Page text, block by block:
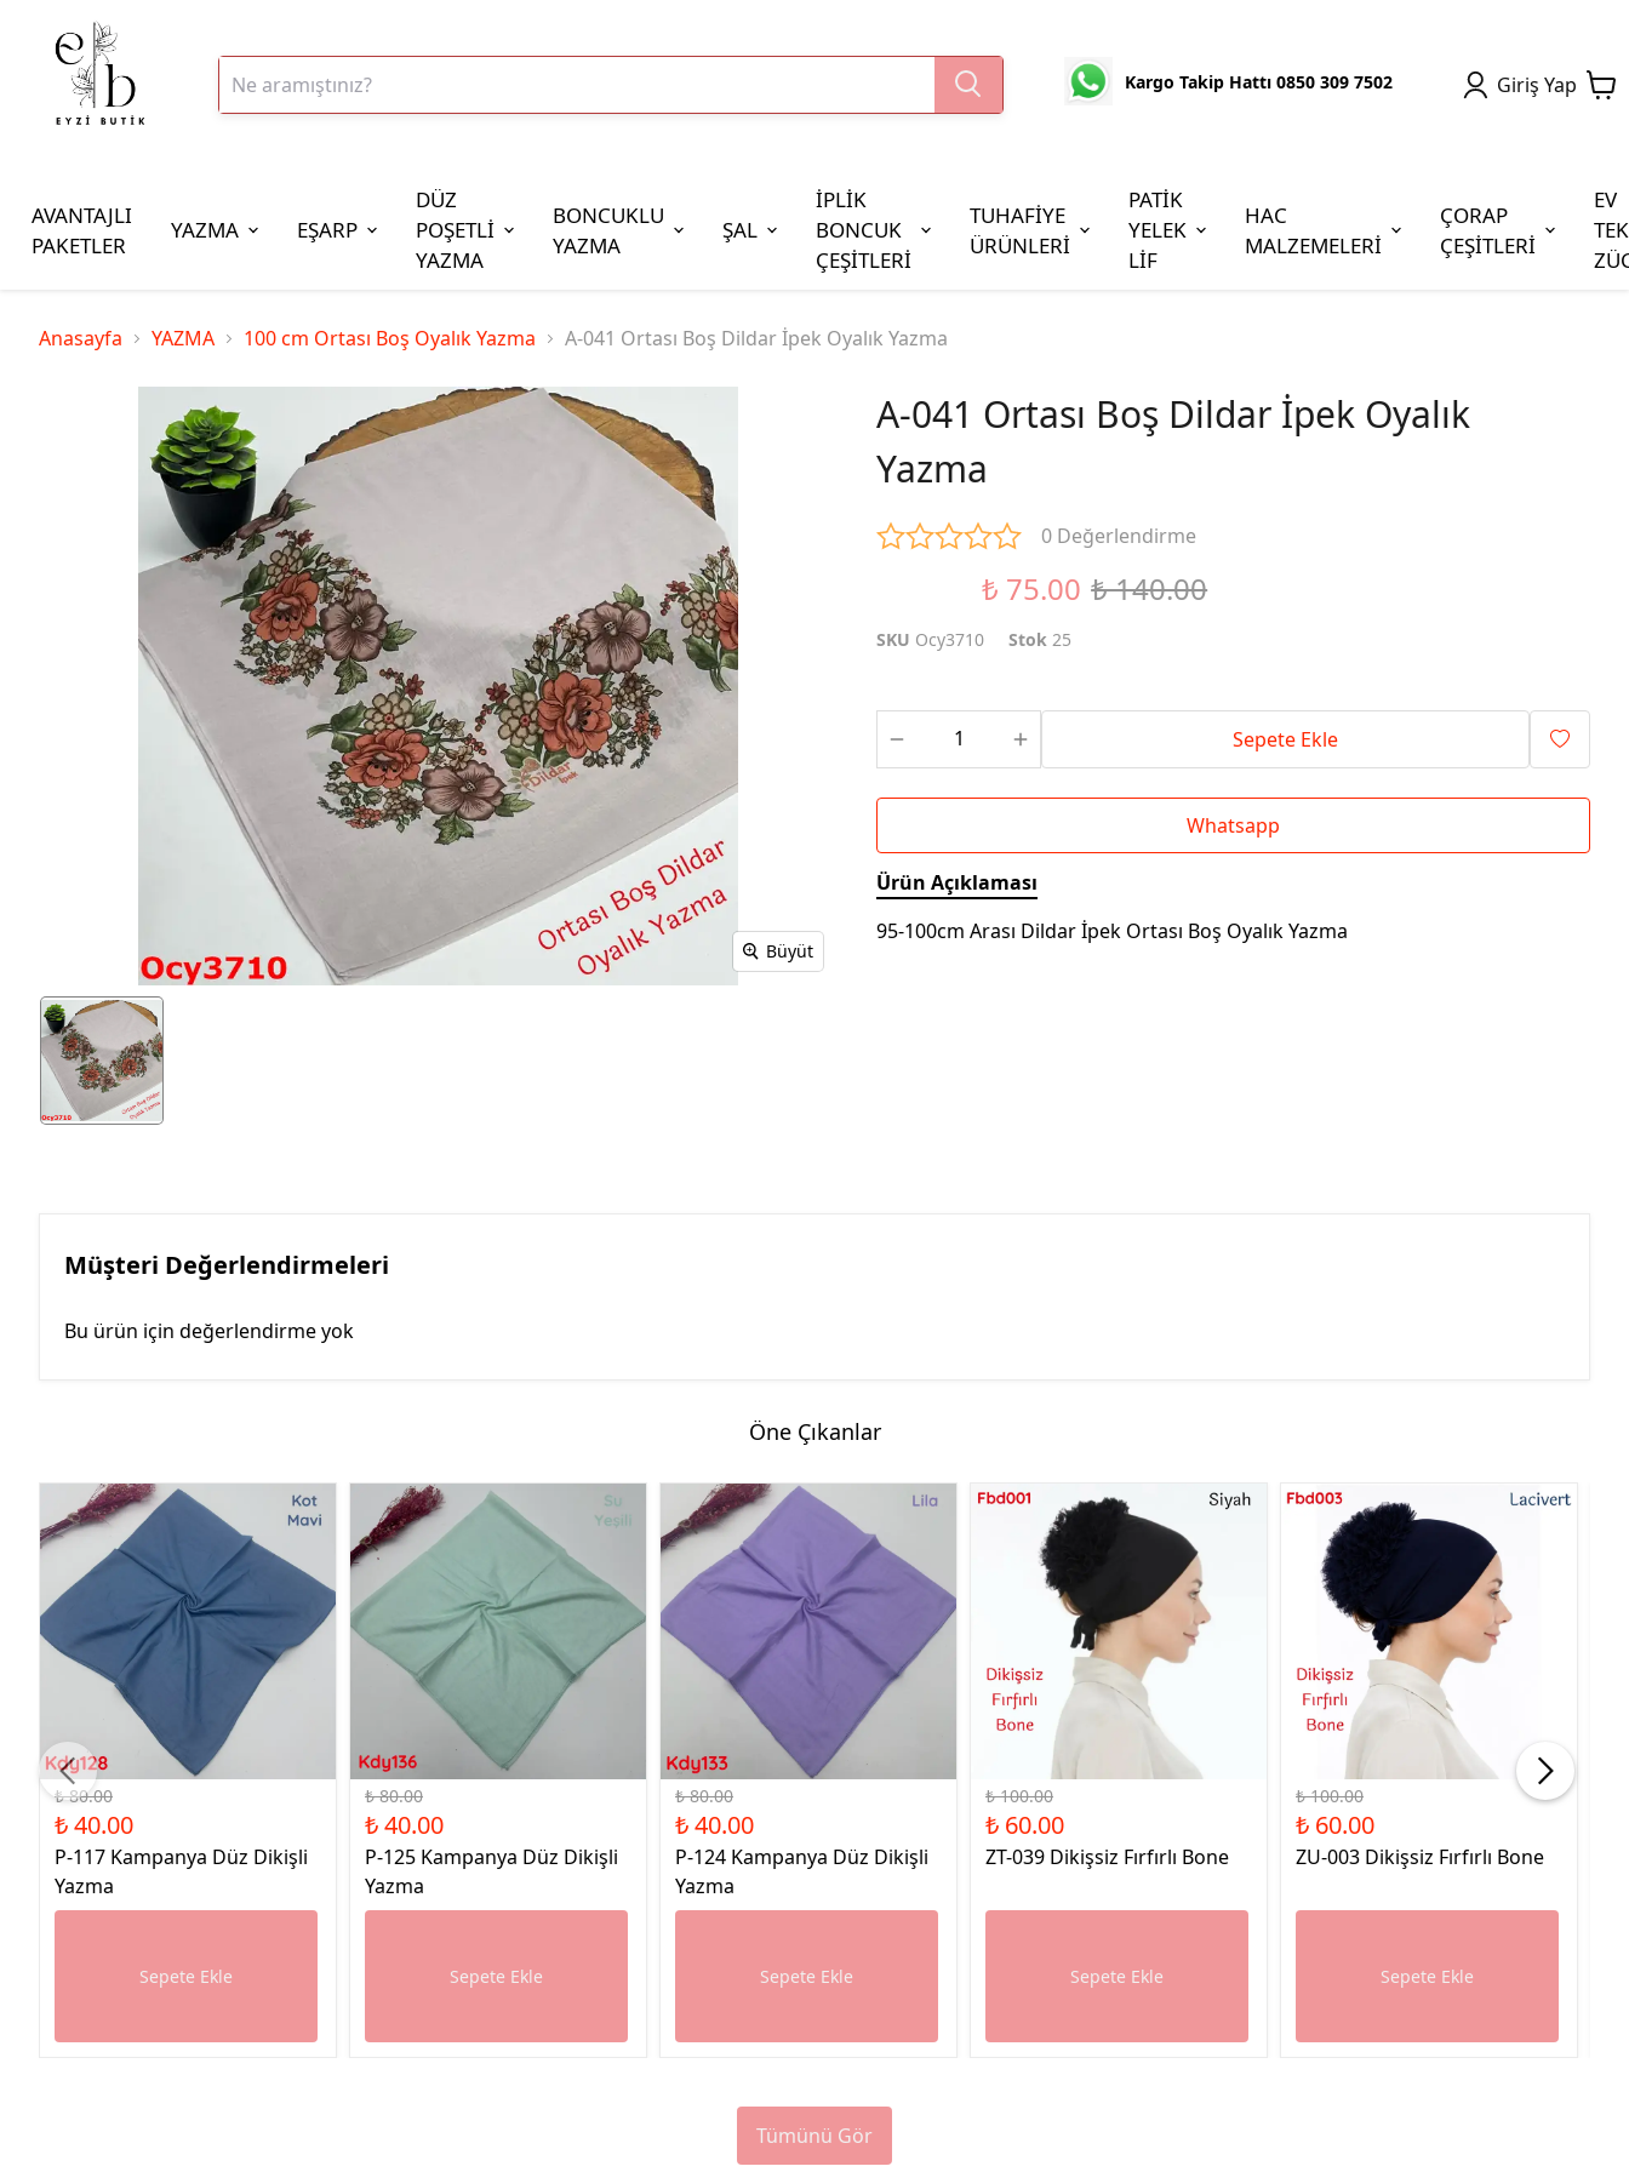
Kargo Takip Hattı 0850 309 7502 Giriş Yap
AVANTAJLI
PAKETLER
YAZMA EŞARP
DÜZ
POŞETLİ
YAZMA
BONCUKLU
YAZMA
ŞAL
İPLİK
BONCUK
ÇEŞİTLERİ
İplik Çeşitleri
20gr Reyyan Polyester İp
100gr Altınbaşak Polyester İp
350gr Altınbaşak Polyester İp
Boncuk Çeşitleri
Cezaevi Boncuğu
TUHAFİYE
ÜRÜNLERİ
PATİK
YELEK
LİF
HAC
MALZEMELERİ
ÇORAP
ÇEŞİTLERİ
EV
Anasayfa YAZMA 100 cm Ortası Boş Oyalık Yazma A-041 Ortası Boş Dildar İpek Oyalık Yazma
Büyüt
A-041 Ortası Boş Dildar İpek Oyalık
Yazma
0 Değerlendirme
₺ 75.00 ₺ 140.00
SKU Ocy3710 Stok 25
Sepete Ekle
Whatsapp
Ürün Açıklaması
95-100cm Arası Dildar İpek Ortası Boş Oyalık Yazma
Müşteri Değerlendirmeleri
Bu ürün için değerlendirme yok
Öne Çıkanlar
%50 İndirim
₺ 80.00
₺ 40.00
P-117 Kampanya Düz Dikişli
Yazma
Sepete Ekle
%50 İndirim
₺ 80.00
₺ 40.00
P-125 Kampanya Düz Dikişli
Yazma
Sepete Ekle
%50 İndirim
₺ 80.00
₺ 40.00
P-124 Kampanya Düz Dikişli
Yazma
Sepete Ekle
%40 İndirim
₺ 100.00
₺ 60.00
ZT-039 Dikişsiz Fırfırlı Bone
Sepete Ekle
₺ 100.00
₺ 60.00
ZU-003 Dikişsiz Fırfırlı Bone
Sepete Ekle
Tümünü Gör